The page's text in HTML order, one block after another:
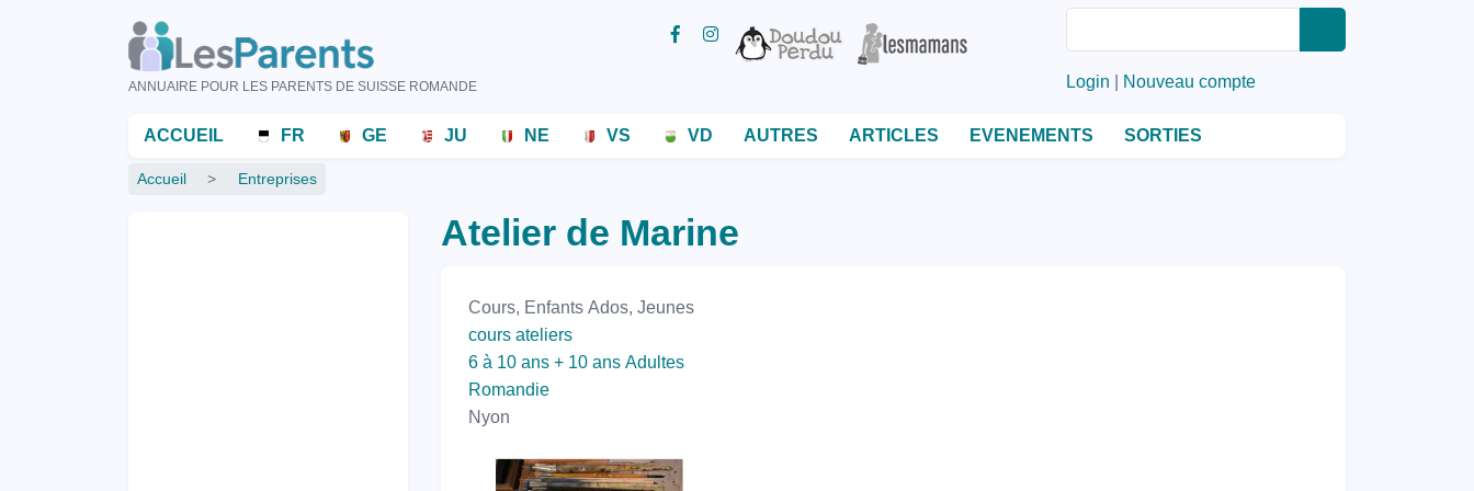
ANNUAIRE POUR LES PARENTS DE SUISSE ROMANDE Login Nouveau compte
Menu
principal
ACCUEIL FR GE JU NE VS VD AUTRES ARTICLES EVENEMENTS SORTIES
Fil
Accueil Entreprises
Atelier de Marine
Cours, Enfants Ados, Jeunes
cours ateliers
6 à 10 ans + 10 ans Adultes
Romandie
Nyon